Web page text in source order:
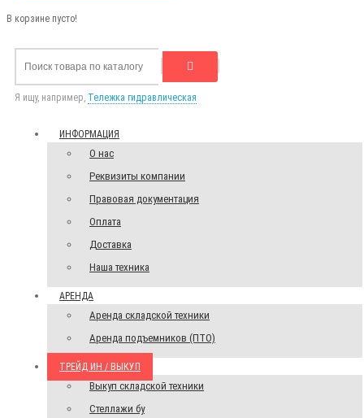
В корзине пусто!
Я ищу, например, Тележка гидравлическая
ИНФОРМАЦИЯ
О нас
Реквизиты компании
Правовая документация
Оплата
Доставка
Наша техника
АРЕНДА
Аренда складской техники
Аренда подъемников (ПТО)
ТРЕЙД ИН / ВЫКУП
Выкуп складской техники
Стеллажи бу